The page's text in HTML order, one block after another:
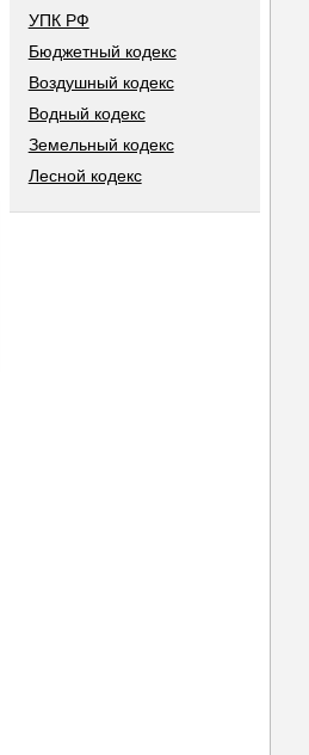
УПК РФ
Бюджетный кодекс
Воздушный кодекс
Водный кодекс
Земельный кодекс
Лесной кодекс